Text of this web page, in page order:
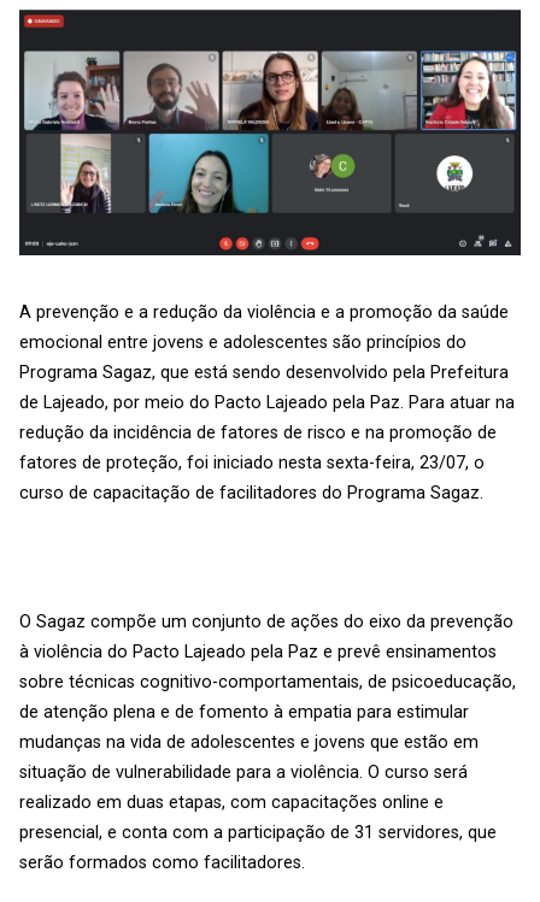
A prevenção e a redução da violência e a promoção da saúde
emocional entre jovens e adolescentes são princípios do
Programa Sagaz, que está sendo desenvolvido pela Prefeitura
de Lajeado, por meio do Pacto Lajeado pela Paz. Para atuar na
redução da incidência de fatores de risco e na promoção de
fatores de proteção, foi iniciado nesta sexta-feira, 23/07, o
curso de capacitação de facilitadores do Programa Sagaz.
O Sagaz compõe um conjunto de ações do eixo da prevenção
à violência do Pacto Lajeado pela Paz e prevê ensinamentos
sobre técnicas cognitivo-comportamentais, de psicoeducação,
de atenção plena e de fomento à empatia para estimular
mudanças na vida de adolescentes e jovens que estão em
situação de vulnerabilidade para a violência. O curso será
realizado em duas etapas, com capacitações online e
presencial, e conta com a participação de 31 servidores, que
serão formados como facilitadores.